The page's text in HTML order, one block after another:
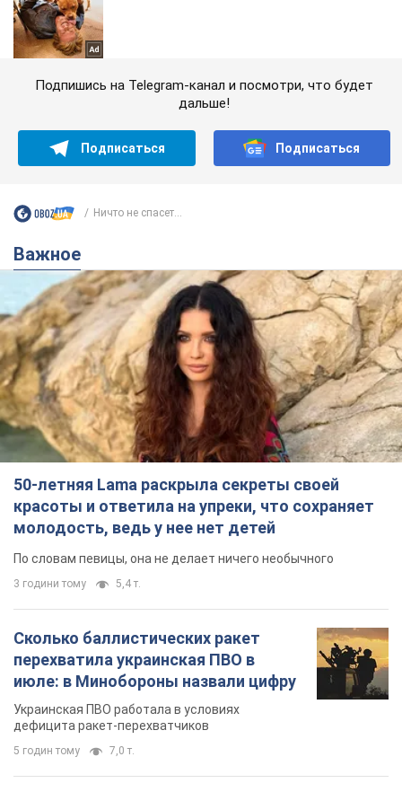
Подпишись на Telegram-канал и посмотри, что будет
дальше!
Подписаться Подписаться
Ничто не спасет...
Важное
50-летняя Lama раскрыла секреты своей
красоты и ответила на упреки, что сохраняет
молодость, ведь у нее нет детей
По словам певицы, она не делает ничего необычного
3 години тому 5,4 т.
Сколько баллистических ракет
перехватила украинская ПВО в
июле: в Минобороны назвали цифру
Украинская ПВО работала в условиях
дефицита ракет-перехватчиков
5 годин тому 7,0 т.